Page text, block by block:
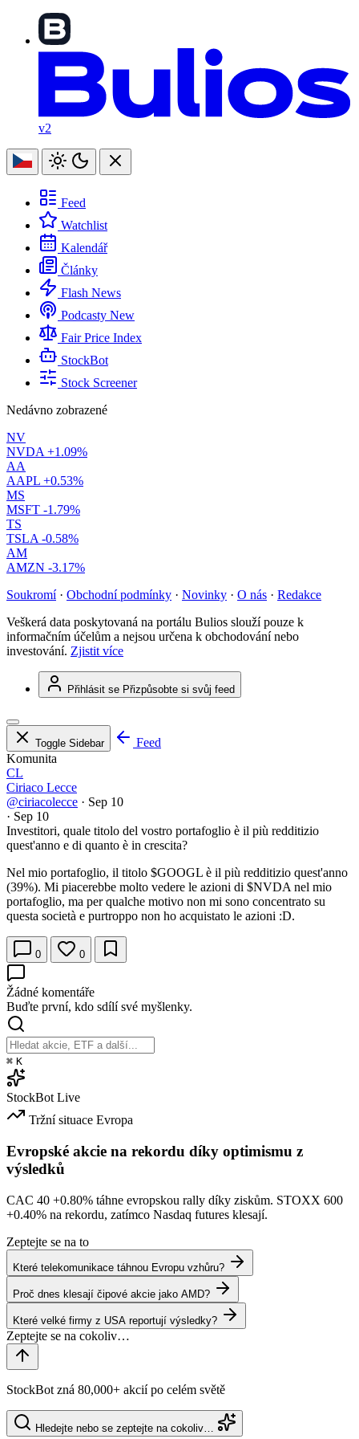
v2
Feed
Watchlist
Kalendář
Články
Flash News
Podcasty New
Fair Price Index
StockBot
Stock Screener
Nedávno zobrazené
NV
NVDA +1.09%
AA
AAPL +0.53%
MS
MSFT -1.79%
TS
TSLA -0.58%
AM
AMZN -3.17%
Soukromí · Obchodní podmínky · Novinky · O nás · Redakce
Veškerá data poskytovaná na portálu Bulios slouží pouze k
informačním účelům a nejsou určena k obchodování nebo
investování. Zjistit více
Přihlásit se Přizpůsobte si svůj feed
Toggle Sidebar
Feed
Komunita
CL
Ciriaco Lecce
@ciriacolecce · Sep 10
· Sep 10
Investitori, quale titolo del vostro portafoglio è il più redditizio
quest'anno e di quanto è in crescita?
Nel mio portafoglio, il titolo $GOOGL è il più redditizio quest'anno
(39%). Mi piacerebbe molto vedere le azioni di $NVDA nel mio
portafoglio, ma per qualche motivo non mi sono concentrato su
questa società e purtroppo non ho acquistato le azioni :D.
0 0
Žádné komentáře
Buďte první, kdo sdílí své myšlenky.
⌘ K
StockBot Live
Tržní situace Evropa
Evropské akcie na rekordu díky optimismu z
výsledků
CAC 40 +0.80% táhne evropskou rally díky ziskům. STOXX 600
+0.40% na rekordu, zatímco Nasdaq futures klesají.
Zeptejte se na to
Které telekomunikace táhnou Evropu vzhůru?
Proč dnes klesají čipové akcie jako AMD?
Které velké firmy z USA reportují výsledky?
StockBot zná 80,000+ akcií po celém světě
Hledejte nebo se zeptejte na cokoliv…